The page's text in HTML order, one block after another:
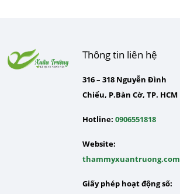
Thông tin liên hệ
316 – 318 Nguyễn Đình
Chiểu, P.Bàn Cờ, TP. HCM
Hotline: 0906551818
Website:
thammyxuantruong.com
Giấy phép hoạt động số: